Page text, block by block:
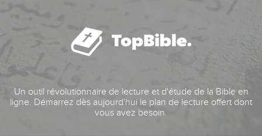
Un outil révolutionnaire de lecture et d'étude de la Bible en
ligne. Démarrez dès aujourd'hui le plan de lecture offert dont
vous avez besoin.